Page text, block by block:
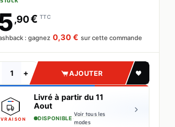
,90€ TTC
: gagnez 0,30 € sur cette commande
+ AJOUTER
Livré à partir du 11
Aout
DISPONIBLE ·Voir tous les
modes